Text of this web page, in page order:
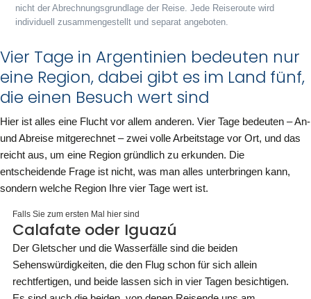
nicht der Abrechnungsgrundlage der Reise. Jede Reiseroute wird
individuell zusammengestellt und separat angeboten.
Vier Tage in Argentinien bedeuten nur
eine Region, dabei gibt es im Land fünf,
die einen Besuch wert sind
Hier ist alles eine Flucht vor allem anderen. Vier Tage bedeuten – An-
und Abreise mitgerechnet – zwei volle Arbeitstage vor Ort, und das
reicht aus, um eine Region gründlich zu erkunden. Die
entscheidende Frage ist nicht, was man alles unterbringen kann,
sondern welche Region Ihre vier Tage wert ist.
Falls Sie zum ersten Mal hier sind
Calafate oder Iguazú
Der Gletscher und die Wasserfälle sind die beiden
Sehenswürdigkeiten, die den Flug schon für sich allein
rechtfertigen, und beide lassen sich in vier Tagen besichtigen.